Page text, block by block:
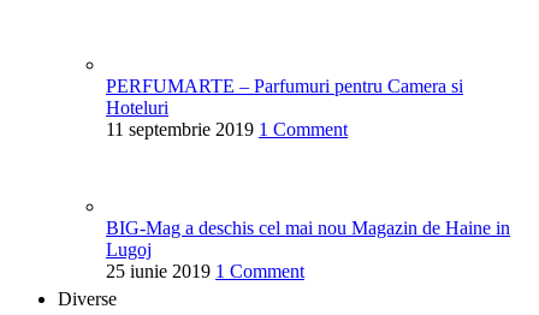
PERFUMARTE – Parfumuri pentru Camera si
Hoteluri
11 septembrie 2019 1 Comment
BIG-Mag a deschis cel mai nou Magazin de Haine in
Lugoj
25 iunie 2019 1 Comment
Diverse